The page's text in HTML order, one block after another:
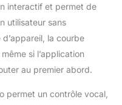
pour
les pièces et
itinéraire de
parfait pour
qui
par pièce
un horaire. Dites
aux cheveux
interactif et permet de
utilisateur sans
la courbe
si l’application
au premier abord.
permet un contrôle vocal,